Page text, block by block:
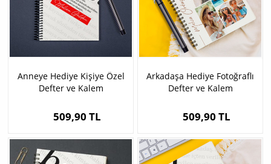
Anneye Hediye Kişiye Özel
Defter ve Kalem
509,90 TL
Arkadaşa Hediye Fotoğraflı
Defter ve Kalem
509,90 TL